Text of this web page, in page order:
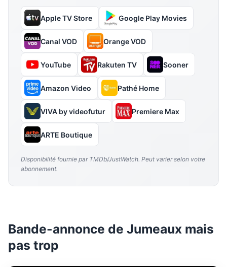
Apple TV Store Google Play Movies
Canal VOD Orange VOD
YouTube Rakuten TV Sooner
Amazon Video Pathé Home
VIVA by videofutur Premiere Max
ARTE Boutique
Disponibilité fournie par TMDb/JustWatch. Peut varier selon votre
abonnement.
Bande-annonce de Jumeaux mais
pas trop